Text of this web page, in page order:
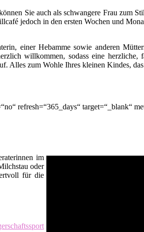
Sie auch als schwangere Frau zum
jedoch in den ersten Wochen und
einer Hebamme sowie anderen
willkommen, sodass eine herzliche,
Alles zum Wohle Ihres kleinen Kindes,
refresh=“365_days“ target=“_blank“
im
oder
für die